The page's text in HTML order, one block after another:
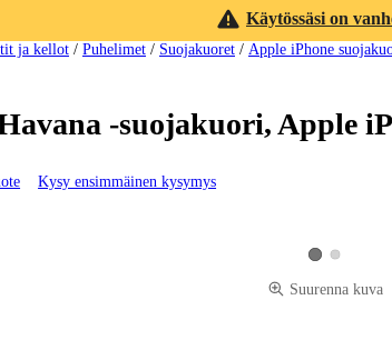
Käytössäsi on
ja kellot / Puhelimet / Suojakuoret / Apple iPhone
-suojakuori, Apple
Kysy ensimmäinen kysymys
videot
Katso tuotekuva
Katso tuotekuva 2
Suurenna kuva